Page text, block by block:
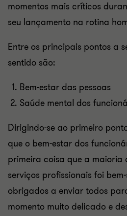
momentos mais críticos
seu lançamento na rotina
Entre os principais pontos a
sentido são:
Bem-estar das pessoas
Saúde mental dos
Dirigindo-se ao primeiro
que o bem-estar dos
primeira coisa que a maioria
serviços profissionais foi
obrigados a enviar todos
momento muito delicado e